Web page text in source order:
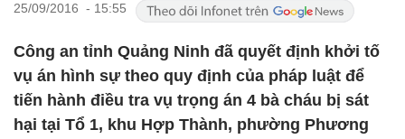
25/09/2016 - 15:55
Công an tỉnh Quảng Ninh đã quyết định khởi tố
vụ án hình sự theo quy định của pháp luật để
tiến hành điều tra vụ trọng án 4 bà cháu bị sát
hại tại Tổ 1, khu Hợp Thành, phường Phương